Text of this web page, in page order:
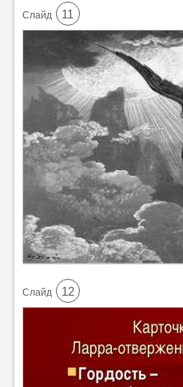
Cлайд 11
Cлайд 12